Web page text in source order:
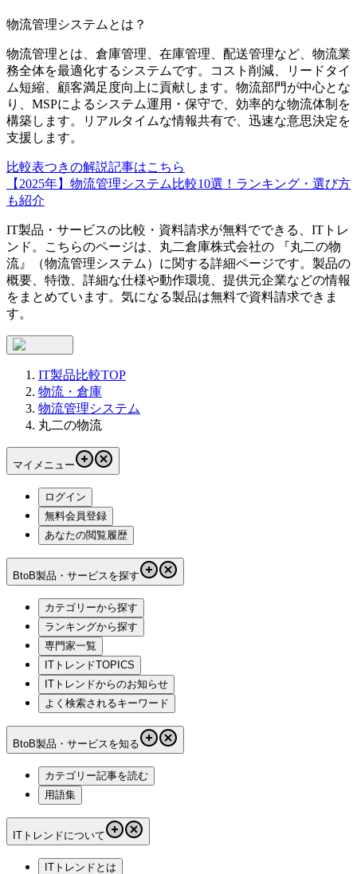
物流管理システム とは？
物流管理とは、倉庫管理、在庫管理、配送管理など、物流業
務全体を最適化するシステムです。コスト削減、リードタイ
ム短縮、顧客満足度向上に貢献します。物流部門が中心とな
り、MSPによるシステム運用・保守で、効率的な物流体制を
構築します。リアルタイムな情報共有で、迅速な意思決定を
支援します。
比較表つきの解説記事はこちら
【2025年】物流管理システム比較10選！ランキング・選び方
も紹介
IT製品・サービスの比較・資料請求が無料でできる、ITトレ
ンド。こちらのページは、 丸二倉庫株式会社の 『丸二の物
流 』（物流管理システム ）に関する詳細ページです。製品の
概要、特徴、詳細な仕様や動作環境、提供元企業などの情報
をまとめています。気になる製品は無料で資料請求できま
す。
IT製品比較TOP
物流・倉庫
物流管理システム
丸二の物流
マイメニュー
ログイン
無料会員登録
あなたの閲覧履歴
BtoB製品・サービスを探す
カテゴリーから探す
ランキングから探す
専門家一覧
ITトレンドTOPICS
ITトレンドからのお知らせ
よく検索されるキーワード
BtoB製品・サービスを知る
カテゴリー記事を読む
用語集
ITトレンドについて
ITトレンドとは